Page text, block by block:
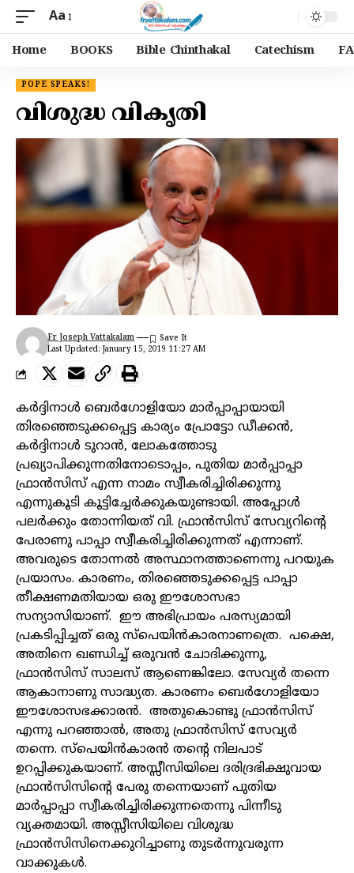
Aa
Home BOOKS Bible Chinthakal Catechism
POPE SPEAKS!
വിശുദ്ധ വികൃതി
Last Updated: January 15, 2019 11:27 AM
Fr Joseph Vattakalam
കർദ്ദിനാൾ ബെർഗോളിയോ മാർപ്പാപ്പായായി
തിരഞ്ഞെടുക്കപ്പെട്ട കാര്യം പ്രോട്ടോ ഡീക്കൻ,
കർദ്ദിനാൾ ടുറാൻ, ലോകത്തോടു
പ്രഖ്യാപിക്കുന്നതിനോടൊപ്പം, പുതിയ മാർപ്പാപ്പാ
ഫ്രാൻസിസ് എന്ന നാമം സ്വീകരിച്ചിരിക്കുന്നു
എന്നുകൂടി കൂട്ടിച്ചേർക്കുകയുണ്ടായി. അപ്പോൾ
പലർക്കും തോന്നിയത് വി. ഫ്രാൻസിസ് സേവ്യറിന്റെ
പേരാണു പാപ്പാ സ്വീകരിച്ചിരിക്കുന്നത് എന്നാണ്.
അവരുടെ തോന്നൽ അസ്ഥാനത്താണെന്നു പറയുക
പ്രയാസം. കാരണം, തിരഞ്ഞെടുക്കപ്പെട്ട പാപ്പാ
തീക്ഷണമതിയായ ഒരു ഈശോസഭാ
സന്യാസിയാണ്. ഈ അഭിപ്രായം പരസ്യമായി
പ്രകടിപ്പിച്ചത് ഒരു സ്‌പെയിൻകാരനാണത്രെ. പക്ഷെ,
അതിനെ ഖണ്ഡിച്ച് ഒരുവൻ ചോദിക്കുന്നു,
ഫ്രാൻസിസ് സാലസ് ആണെങ്കിലോ. സേവ്യർ തന്നെ
ആകാനാണു സാദ്ധ്യത. കാരണം ബെർഗോളിയോ
ഈശോസഭക്കാരൻ. അതുകൊണ്ടു ഫ്രാൻസിസ്
എന്നു പറഞ്ഞാൽ, അതു ഫ്രാൻസിസ് സേവ്യർ
തന്നെ. സ്‌പെയിൻകാരൻ തന്റെ നിലപാട്
ഉറപ്പിക്കുകയാണ്. അസ്സീസിയിലെ ദരിദ്രഭിക്ഷുവായ
ഫ്രാൻസിസിന്റെ പേരു തന്നെയാണ് പുതിയ
മാർപ്പാപ്പാ സ്വീകരിച്ചിരിക്കുന്നതെന്നു പിന്നീടു
വ്യക്തമായി. അസ്സീസിയിലെ വിശുദ്ധ
ഫ്രാൻസിസിനെക്കുറിച്ചാണു തുടർന്നുവരുന്ന
വാക്കുകൾ.